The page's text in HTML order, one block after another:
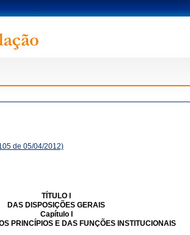
de 05/04/2012)
TÍTULO I
DAS DISPOSIÇÕES GERAIS
Capítulo I
PRINCÍPIOS E DAS FUNÇÕES INSTITUCIONAIS